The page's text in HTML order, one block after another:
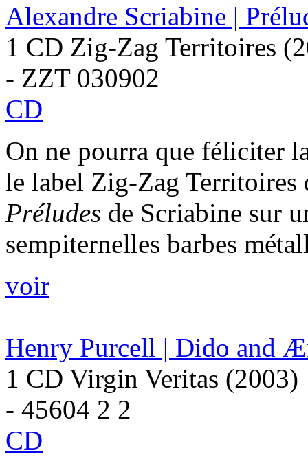
Alexandre Scriabine |
1 CD Zig-Zag Territoires
- ZZT 030902
CD
On ne pourra que féliciter
le label Zig-Zag Territoires
Préludes de Scriabine sur
sempiternelles barbes
voir
Henry Purcell | Dido and
1 CD Virgin Veritas (2003)
- 45604 2 2
CD